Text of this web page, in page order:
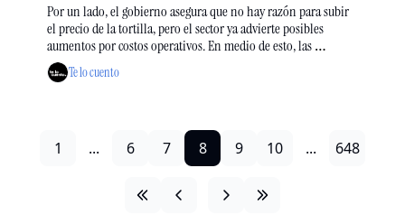
Por un lado, el gobierno asegura que no hay razón para subir
el precio de la tortilla, pero el sector ya advierte posibles
aumentos por costos operativos. En medio de esto, las
autoridades dijeron que vigilarán cada tortillería para evitar
Te lo cuento
1 ... 6 7 8 9 10 ... 648